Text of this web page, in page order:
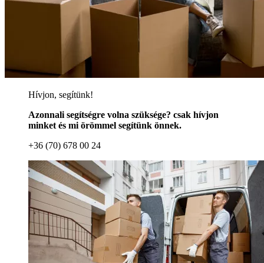
Hívjon, segítünk!
Azonnali segítségre volna szüksége? csak hívjon
minket és mi örömmel segítünk önnek.
+36 (70) 678 00 24